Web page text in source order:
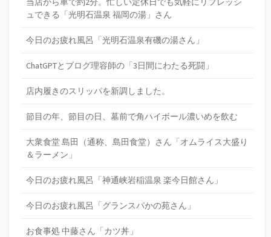
ュできる「光明石温泉 福岡の湯」さん
今日のお疲れ風呂「光明石温泉有磯の湯さん」
ChatGPTとブログ理容師の「3日間にわたる死闘」
店内履きのスリッパを新調しました。
節目の年、節目の日、墓前で角ハイボール濃いめを飲む
大衆食堂 島田（通称、島田食堂）さん「オムライス大盛り
＆ラーメン」
今日のお疲れ風呂「神通峡岩稲温泉 楽今日館さん」
今日のお疲れ風呂「グランスパかの苑さん」
お食事処 中藤さん「カツ丼」